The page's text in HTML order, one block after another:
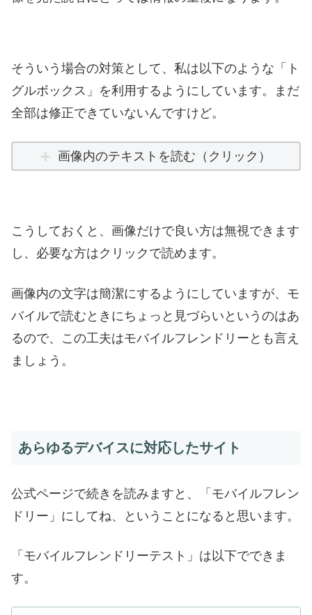
そういう場合の対策として、私は以下のような「ト
グルボックス」を利用するようにしています。まだ
全部は修正できていないんですけど。
画像内のテキストを読む（クリック）
こうしておくと、画像だけで良い方は無視できます
し、必要な方はクリックで読めます。
画像内の文字は簡潔にするようにしていますが、モ
バイルで読むときにちょっと見づらいというのはあ
るので、この工夫はモバイルフレンドリーとも言え
ましょう。
あらゆるデバイスに対応したサイト
公式ページで続きを読みますと、「モバイルフレン
ドリー」にしてね、ということになると思います。
「モバイルフレンドリーテスト」は以下でできま
す。